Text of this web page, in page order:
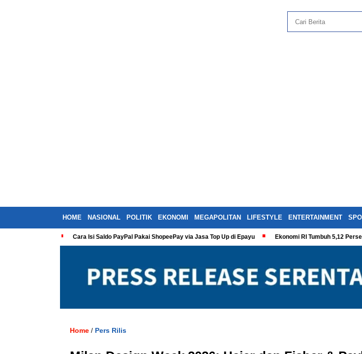
HOME NASIONAL POLITIK EKONOMI MEGAPOLITAN LIFESTYLE ENTERTAINMENT
Cara Isi Saldo PayPal Pakai ShopeePay via Jasa Top Up di Epayu Ekonomi RI Tumbuh 5,12
Home / Pers Rilis